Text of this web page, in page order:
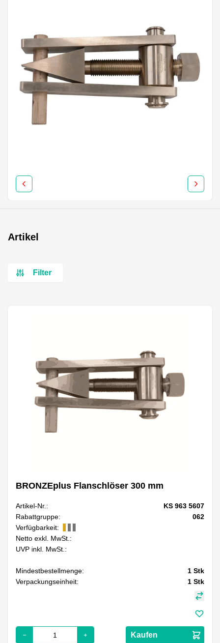
Artikel
Filter
BRONZEplus Flanschlöser 300 mm
Artikel-Nr.:
KS 963 5607
Rabattgruppe:
062
Verfügbarkeit:
Netto exkl. MwSt.:
UVP inkl. MwSt.:
Mindestbestellmenge: 1 Stk
Verpackungseinheit:
1 Stk
Kaufen